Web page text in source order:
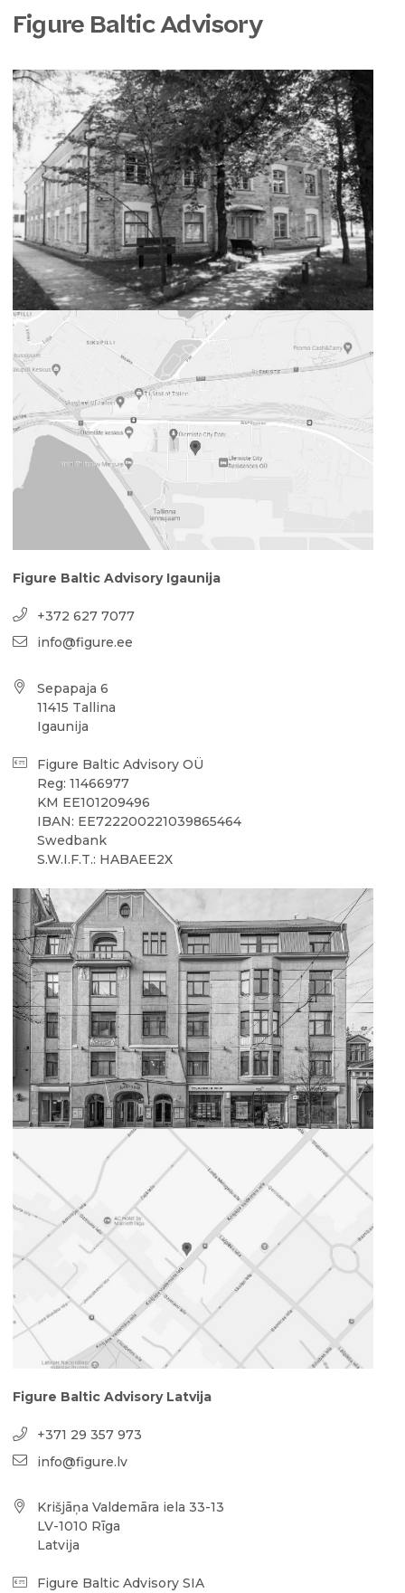
Figure Baltic Advisory
Figure Baltic Advisory Igaunija
+372 627 7077
info@figure.ee
Sepapaja 6
11415 Tallina
Igaunija
Figure Baltic Advisory OÜ
Reg: 11466977
KM EE101209496
IBAN: EE722200221039865464
Swedbank
S.W.I.F.T.: HABAEE2X
Figure Baltic Advisory Latvija
+371 29 357 973
info@figure.lv
Krišjāņa Valdemāra iela 33-13
LV-1010 Rīga
Latvija
Figure Baltic Advisory SIA